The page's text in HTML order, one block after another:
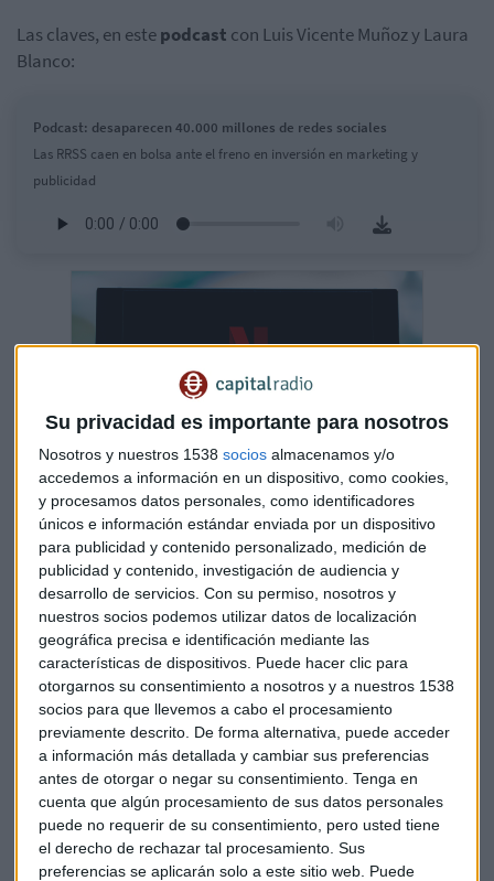
Su privacidad es importante para nosotros
Nosotros y nuestros 1538 socios almacenamos y/o
accedemos a información en un dispositivo, como cookies,
y procesamos datos personales, como identificadores
únicos e información estándar enviada por un dispositivo
para publicidad y contenido personalizado, medición de
publicidad y contenido, investigación de audiencia y
desarrollo de servicios. Con su permiso, nosotros y
nuestros socios podemos utilizar datos de localización
geográfica precisa e identificación mediante las
características de dispositivos. Puede hacer clic para
otorgarnos su consentimiento a nosotros y a nuestros 1538
socios para que llevemos a cabo el procesamiento
previamente descrito. De forma alternativa, puede acceder
a información más detallada y cambiar sus preferencias
antes de otorgar o negar su consentimiento. Tenga en
cuenta que algún procesamiento de sus datos personales
puede no requerir de su consentimiento, pero usted tiene
el derecho de rechazar tal procesamiento. Sus
preferencias se aplicarán solo a este sitio web. Puede
Las claves, en estepodcast con Luis Vicente Muñoz y Laura
Blanco:
Podcast: desaparecen 40.000 millones de redes sociales
Las RRSS caen en bolsa ante el freno en inversión en marketing y
publicidad
Netflix finaliza su temporada más negra y
crece en suscriptores
La empresa de streaming espera captar 4,5 millones
de suscriptores en el cuarto trimestre tras volver al
crecimiento en el tercero
Capital Radio /
¿Despidos en Twitter?
Las redes sociales han tenido otro foco de tensión en las
últimas horas. El protagonista ha sido Twitter. La prensa
americana ha asegurado que esta red iba a prescindir del
75% de la plantilla, que esos eran los planes de Elon Musk. El
abogado de la empresa ha desmentido la información la
pasada madrugada.